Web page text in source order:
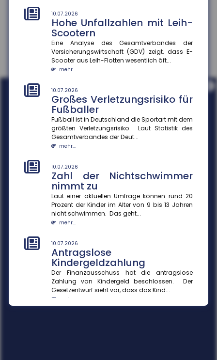
10.07.2026
Hohe Unfallzahlen mit Leih-
Scootern
Eine Analyse des Gesamtverbandes der
Versicherungswirtschaft (GDV) zeigt, dass E-
Scooter aus Leih-Flotten wesentlich öft...
mehr...
10.07.2026
Großes Verletzungsrisiko für
Fußballer
Fußball ist in Deutschland die Sportart mit dem
größten Verletzungsrisiko. Laut Statistik des
Gesamtverbandes der Deut...
mehr...
10.07.2026
Zahl der Nichtschwimmer
nimmt zu
Laut einer aktuellen Umfrage können rund 20
Prozent der Kinder im Alter von 9 bis 13 Jahren
nicht schwimmen. Das geht...
mehr...
10.07.2026
Antragslose
Kindergeldzahlung
Der Finanzausschuss hat die antragslose
Zahlung von Kindergeld beschlossen. Der
Gesetzentwurf sieht vor, dass das Kind...
mehr...